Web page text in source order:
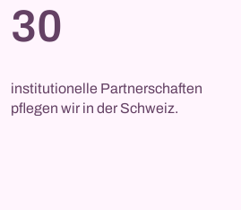
30
institutionelle Partnerschaften
pflegen wir in der Schweiz.